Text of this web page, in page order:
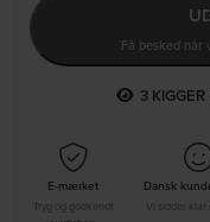
Få besked når
2
E-mærket
Tryg og godkendt
Dansk
Vi sidder klar